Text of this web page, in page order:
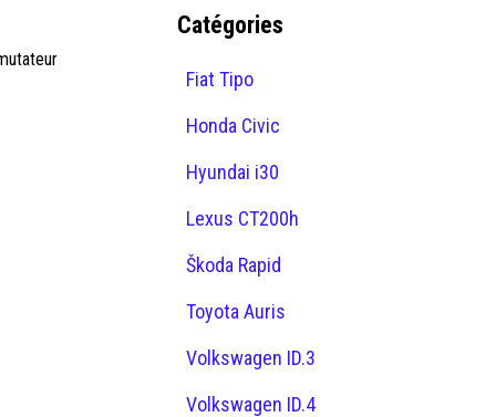
Catégories
Fiat Tipo
Honda Civic
Hyundai i30
Lexus CT200h
Škoda Rapid
Toyota Auris
Volkswagen ID.3
Volkswagen ID.4